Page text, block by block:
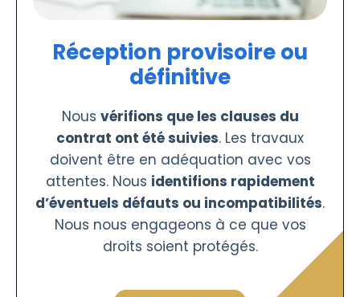
Réception provisoire ou
définitive
Nous vérifions que les clauses du
contrat ont été suivies. Les travaux
doivent être en adéquation avec vos
attentes. Nous identifions rapidement
d’éventuels défauts ou incompatibilités.
Nous nous engageons à ce que vos
droits soient protégés.